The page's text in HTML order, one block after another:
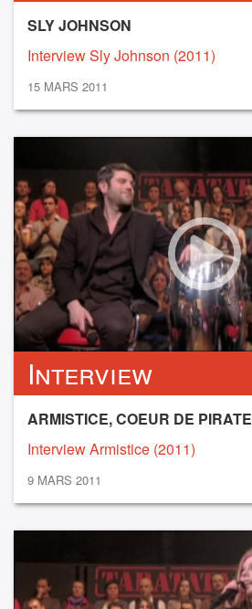
SLY JOHNSON
Interview Sly Johnson (2011)
15 MARS 2011
Interview
ARMISTICE, COEUR DE PIRATE
Interview Armistice (2011)
9 MARS 2011